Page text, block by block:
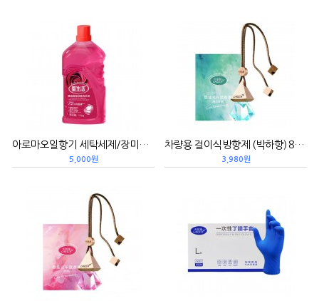
아로마오일향기 세탁세제/장미꽃향 1.1kg 精油香氛洗衣液/玫瑰花香
5,000원
차량용 걸이식방향제 (박하향) 8ML 悬挂式车载香薰/薄荷青草
3,980원